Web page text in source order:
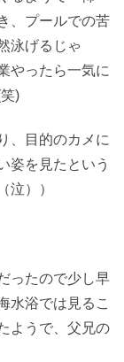
、プールでの苦
泳げるじゃ
やったら一気に
)
、目的のカメに
姿を見たという
泣））
ったので少し早
水浴では見るこ
ようで、父兄の